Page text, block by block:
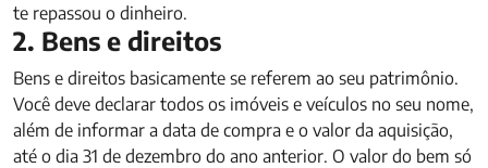
te repassou o dinheiro.
2. Bens e direitos
Bens e direitos basicamente se referem ao seu patrimônio.
Você deve declarar todos os imóveis e veículos no seu nome,
além de informar a data de compra e o valor da aquisição,
até o dia 31 de dezembro do ano anterior. O valor do bem só